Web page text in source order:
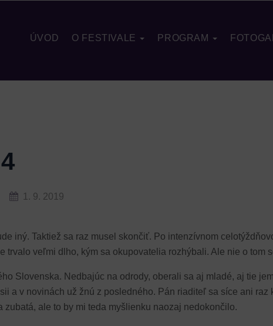
ÚVOD O FESTIVALE PROGRAM
1. 9. 2019
iný. Taktiež sa raz musel skončiť. Po intenzívnom
trvalo veľmi dlho, kým sa okupovatelia rozhýbali. Ale nie o tom
Slovenska. Nedbajúc na odrody, oberali sa aj mladé, aj tie
a v novinách už žnú z posledného. Pán riaditeľ sa síce ani
ale to by mi teda myšlienku naozaj nedokončilo.